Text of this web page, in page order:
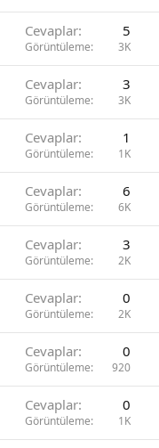
b
Cevaplar 5
Görüntüleme 3K
Cevaplar 3
Görüntüleme 3K
Cevaplar 1
Görüntüleme 1K
Cevaplar 6
Görüntüleme 6K
Cevaplar 3
Görüntüleme 2K
Cevaplar 0
Görüntüleme 2K
Cevaplar 0
Görüntüleme 920
Cevaplar 0
Görüntüleme 1K